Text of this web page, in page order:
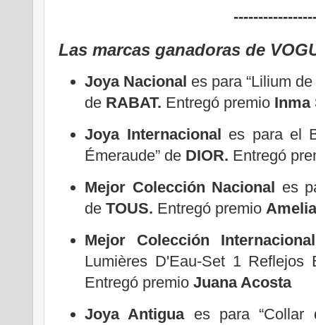
Las marcas ganadoras de
Joya Nacional es para “Lilium
de RABAT. Entregó premio Inma
Joya Internacional
es para el
Émeraude” de DIOR. Entregó
Mejor Colección Nacional es
deTOUS. Entregó premio
Mejor Colección Internacional
Lumières D'Eau-Set 1 Reflejos
Entregó premioJuana Acosta
Joya Antiguaes para “Collar